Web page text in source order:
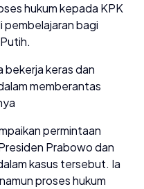
hukum kepada KPK
pembelajaran bagi
bekerja keras dan
memberantas
permintaan
Prabowo dan
kasus tersebut. Ia
proses hukum